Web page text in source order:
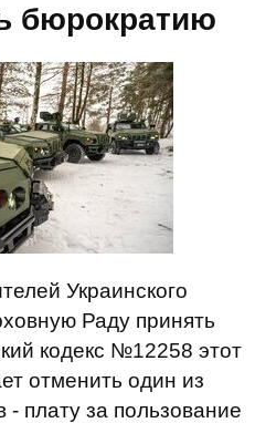
бюрократию
Украинского
Раду принять
кодекс №12258 этот
отменить один из
плату за пользование